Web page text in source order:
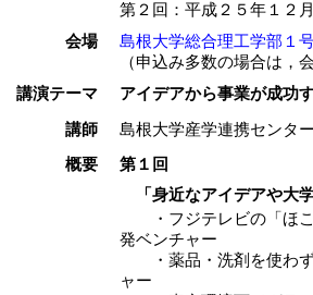
第２回：平成２５年１２
会場
島根大学総合理工学部１
（申込み多数の場合は，
講演テーマ
アイデアから事業が成功
講師
島根大学産学連携セン
概要
第１回
「身近なアイデアや大
・フジテレビの「ほこ
発ベンチャー
・薬品・洗剤を使わず
ャー